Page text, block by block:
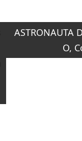
ASTRONAUTA
O,